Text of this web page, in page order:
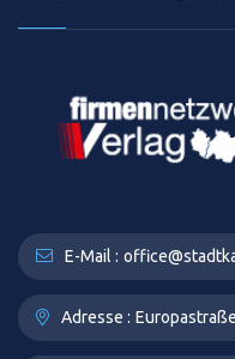
E-Mail :
Adresse :